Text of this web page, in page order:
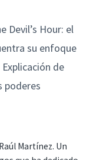
Devil’s Hour: el
su enfoque
de
poderes
Martínez. Un